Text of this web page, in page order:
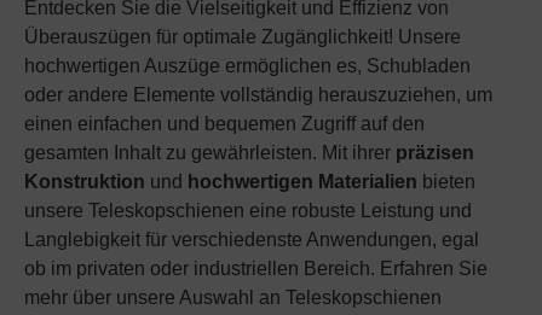
Entdecken Sie die Vielseitigkeit und Effizienz von
Überauszügen für optimale Zugänglichkeit! Unsere
hochwertigen Auszüge ermöglichen es, Schubladen
oder andere Elemente vollständig herauszuziehen, um
einen einfachen und bequemen Zugriff auf den
gesamten Inhalt zu gewährleisten. Mit ihrer präzisen
Konstruktion und hochwertigen Materialien bieten
unsere Teleskopschienen eine robuste Leistung und
Langlebigkeit für verschiedenste Anwendungen, egal
ob im privaten oder industriellen Bereich. Erfahren Sie
mehr über unsere Auswahl an Teleskopschienen